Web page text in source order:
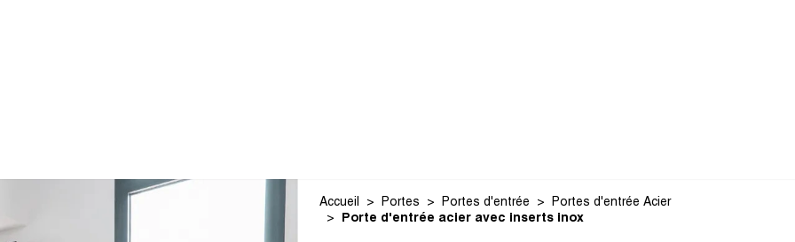
Accueil Portes Portes d'entrée
Portes d'entrée Acier
Porte d'entrée acier avec inserts inox